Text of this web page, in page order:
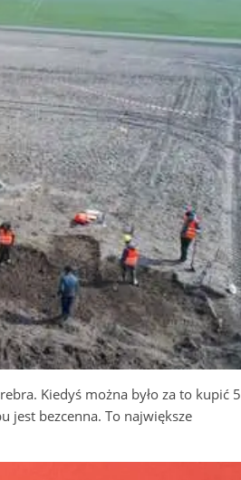
Kiedyś można było za to kupić 5
jest bezcenna. To największe